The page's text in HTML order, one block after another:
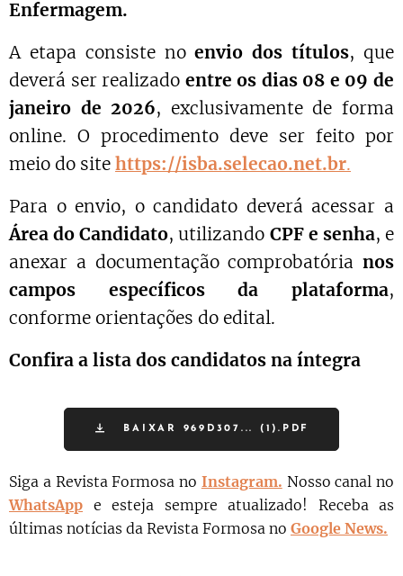
Enfermagem.
A etapa consiste noenvio dos títulos, que
deverá ser realizado entre os dias 08 e 09 de
janeiro de 2026, exclusivamente de forma
online. O procedimento deve ser feito por
meio do site https://isba.selecao.net.br.
Para o envio, o candidato deverá acessar a
Área do Candidato, utilizando CPF e senha, e
anexar a documentação comprobatória nos
campos específicos da plataforma,
conforme orientações do edital.
Confira a lista dos candidatos na íntegra
BAIXAR 969D307... (1).PDF
Siga a Revista Formosa no Instagram. Nosso canal no
WhatsApp e esteja sempre atualizado! Receba as
últimas notícias da Revista Formosa no Google News.